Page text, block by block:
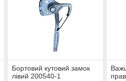
Бортовий кутовий замок
лівий 200540-1